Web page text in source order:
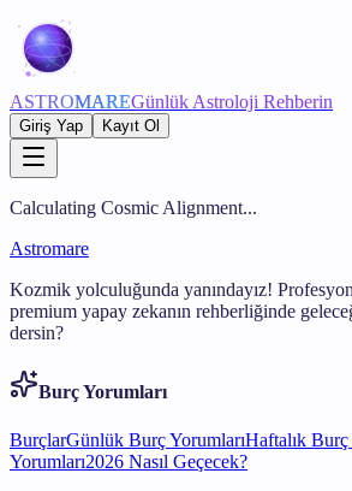
ASTROMAREGünlük Astroloji Rehberin
Giriş Yap Kayıt Ol
Calculating Cosmic Alignment...
Astromare
Kozmik yolculuğunda yanındayız!
premium yapay zekanın rehberliğinde
dersin?
Burç Yorumları
BurçlarGünlük Burç YorumlarıHaftalık Burç
Yorumları2026 Nasıl Geçecek?